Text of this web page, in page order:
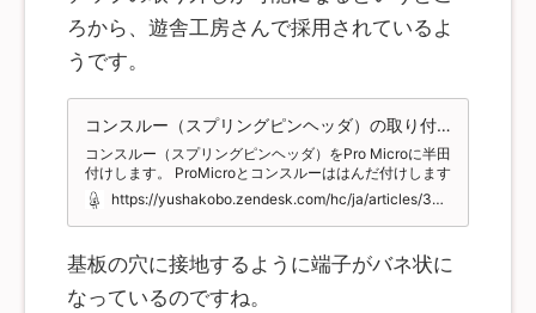
ろから、遊舎工房さんで採用されているよ
うです。
コンスルー（スプリングピンヘッダ）の取り付け方を教えて下さい
コンスルー（スプリングピンヘッダ）をPro Microに半田
付けします。 ProMicroとコンスルーははんだ付けします
が、コンスルートPCB（基板）ははんだ付けしない こと
に注意してください。 コンスルーは金色の窓がある方が
ProMicroに近くなるのを推奨します。下の画像であれば
ProMicro←コンスルー→PCB(基板)です。 ...
https://yushakobo.zendesk.com/hc/ja/articles/360044233974-%E3%82%B3%E3%83%B3%E3%82%B9%E3%83%AB%E3%83%BC-%E3%82%B9%E3%83%97%E3%83%AA%E3%83%B3%E3%82%B0%E3%83%94%E3%83%B3%E3%83%98%E3%83%83%E3%83%80-%E3%81%AE%E5%8F%96%E3%82%8A%E4%BB%98%E3%81%91%E6%96%B9%E3%82%92%E6%95%99%E3%81%88%E3%81%A6%E4%B8%8B%E3%81%95%E3%81%84
基板の穴に接地するように端子がバネ状に
なっているのですね。